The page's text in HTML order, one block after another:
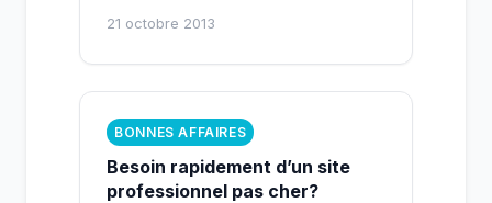
21 octobre 2013
BONNES AFFAIRES
Besoin rapidement d’un site
professionnel pas cher?